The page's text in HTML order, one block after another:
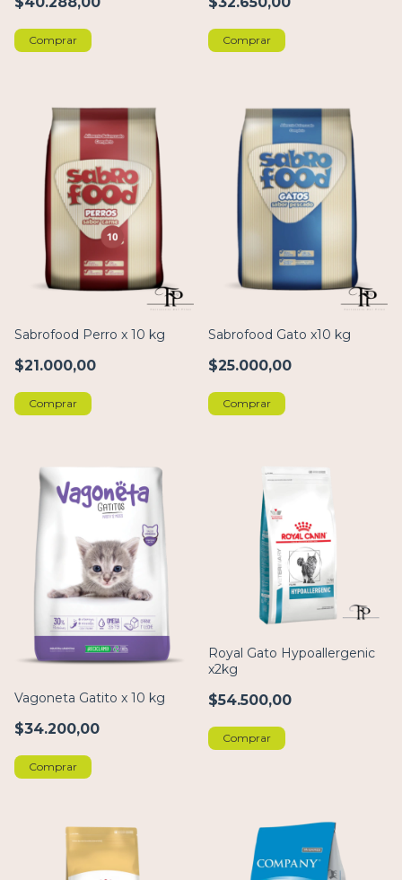
Comprar Comprar
Sabrofood Perro x 10 kg
$21.000,00
Comprar
Sabrofood Gato x10 kg
$25.000,00
Comprar
Vagoneta Gatito x 10 kg
$34.200,00
Comprar
Royal Gato Hypoallergenic
x2kg
$54.500,00
Comprar